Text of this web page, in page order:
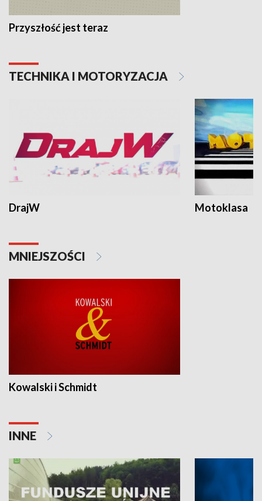
Przyszłość jest teraz
TECHNIKA I MOTORYZACJA
DrajW Motoklasa
MNIEJSZOŚCI
Kowalski i Schmidt
INNE